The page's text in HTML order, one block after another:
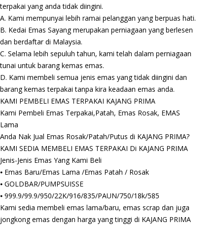
terpakai yang anda tidak diingini.
A. Kami mempunyai lebih ramai pelanggan yang berpuas hati.
B. Kedai Emas Sayang merupakan perniagaan yang berlesen
dan berdaftar di Malaysia.
C. Selama lebih sepuluh tahun, kami telah dalam perniagaan
tunai untuk barang kemas emas.
D. Kami membeli semua jenis emas yang tidak diingini dan
barang kemas terpakai tanpa kira keadaan emas anda.
KAMI PEMBELI EMAS TERPAKAI KAJANG PRIMA
Kami Pembeli Emas Terpakai,Patah, Emas Rosak, EMAS
Lama
Anda Nak Jual Emas Rosak/Patah/Putus di KAJANG PRIMA?
KAMI SEDIA MEMBELI EMAS TERPAKAI Di KAJANG PRIMA
Jenis-Jenis Emas Yang Kami Beli
⦁ Emas Baru/Emas Lama /Emas Patah / Rosak
⦁ GOLDBAR/PUMPSUISSE
⦁ 999.9/99.9/950/22K/916/835/PAUN/750/18k/585
Kami sedia membeli emas lama/baru, emas scrap dan juga
jongkong emas dengan harga yang tinggi di KAJANG PRIMA